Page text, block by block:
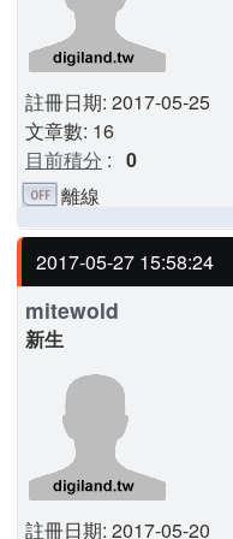
註冊日期: 2017-05-25
文章數: 16
目前積分 : 0
離線
2017-05-27 15:58:24
mitewold
新生
註冊日期: 2017-05-20